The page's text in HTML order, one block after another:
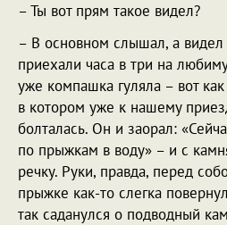
– Ты вот прям такое видел?
– В основном слышал, а
приехали часа в три на
уже компашка гуляла – вот
в котором уже к нашему
болталась. Он и заорал:
по прыжкам в воду» – и с
речку. Руки, правда, перед
прыжке как-то слегка
так саданулся о подводный